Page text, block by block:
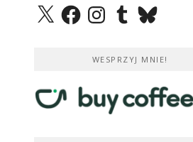
X FacebookInstagramTumblrBluesky
WESPRZYJ MNIE!